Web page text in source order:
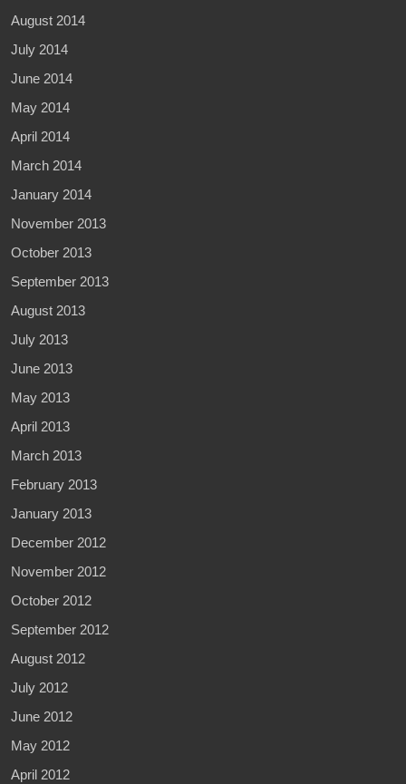
August 2014
July 2014
June 2014
May 2014
April 2014
March 2014
January 2014
November 2013
October 2013
September 2013
August 2013
July 2013
June 2013
May 2013
April 2013
March 2013
February 2013
January 2013
December 2012
November 2012
October 2012
September 2012
August 2012
July 2012
June 2012
May 2012
April 2012